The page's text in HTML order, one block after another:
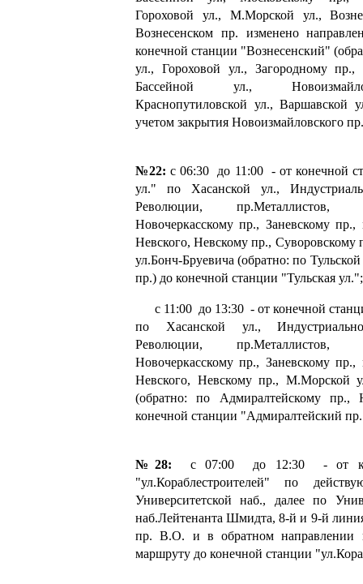
Гороховой ул., М.Морской ул.,
Вознесенском пр. изменено
конечной станции "Вознесенский"
ул., Гороховой ул., Загородному пр.,
Бассейной ул.,
Краснопутиловской ул., Варшавской
учетом закрытия Новоизмайловского
№22: с 06:30 до 11:00 - от конечной
ул." по Хасанской ул.,
Революции,
Новочеркасскому пр., Заневскому пр.,
Невского, Невскому пр., Суворовскому
ул.Бонч-Бруевича (обратно: по
пр.) до конечной станции "Тульская ул.";
с 11:00 до 13:30 - от конечной
по Хасанской ул.,
Революции,
Новочеркасскому пр., Заневскому пр.,
Невского, Невскому пр., М.Морской
(обратно: по Адмиралтейскому пр.,
конечной станции "Адмиралтейский
№28: с 07:00 до 12:30 - от
"ул.Кораблестроителей" по
Университетской наб., далее по
наб.Лейтенанта Шмидта, 8-й и 9-й
пр. В.О. и в обратном направлении
маршруту до конечной станции